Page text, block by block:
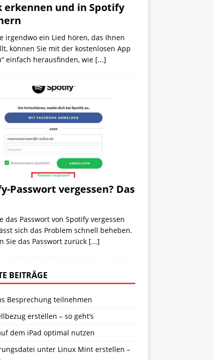
erkennen und in Spotify
irgendwo ein Lied hören, das Ihnen
können Sie mit der kostenlosen App
einfach herausfinden, wie [...]
Passwort vergessen? Das
das Passwort von Spotify vergessen
sich das Problem schnell beheben.
Sie das Passwort zurück [...]
BEITRÄGE
Besprechung teilnehmen
erstellen – so geht’s
dem iPad optimal nutzen
unter Linux Mint erstellen –